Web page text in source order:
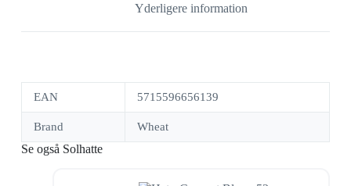
Yderligere information
EAN 5715596656139
Brand Wheat
Se også Solhatte